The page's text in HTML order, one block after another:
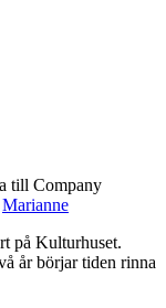
till Company
Marianne
på Kulturhuset.
år börjar tiden rinna